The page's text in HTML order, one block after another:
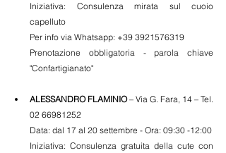
Iniziativa: Consulenza mirata sul cuoio
capelluto
Per info via Whatsapp: +39 3921576319
Prenotazione obbligatoria - parola chiave
"Confartigianato"
ALESSANDRO FLAMINIO – Via G. Fara, 14 – Tel.
02 66981252
Iniziativa: Consulenza gratuita della cute con